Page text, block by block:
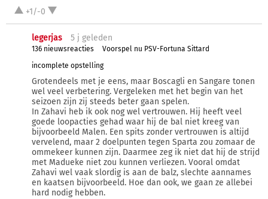
+1/-0
legerjas 5 j geleden
136 nieuwsreacties
Voorspel nu PSV-Fortuna Sittard
incomplete opstelling
Grotendeels met je eens, maar Boscagli en Sangare tonen
wel veel verbetering. Vergeleken met het begin van het
seizoen zijn zij steeds beter gaan spelen.
In Zahavi heb ik ook nog wel vertrouwen. Hij heeft veel
goede loopacties gehad waar hij de bal niet kreeg van
bijvoorbeeld Malen. Een spits zonder vertrouwen is altijd
vervelend, maar 2 doelpunten tegen Sparta zou zomaar de
ommekeer kunnen zijn. Daarmee zeg ik niet dat hij de strijd
met Madueke niet zou kunnen verliezen. Vooral omdat
Zahavi wel vaak slordig is aan de balz, slechte aannames
en kaatsen bijvoorbeeld. Hoe dan ook, we gaan ze allebei
hard nodig hebben.